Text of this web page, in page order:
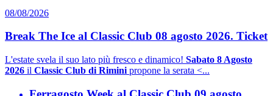
08/08/2026
Break The Ice al Classic Club 08 agosto 2026. Ticket
L'estate svela il suo lato più fresco e dinamico! Sabato 8 Agosto
2026 il Classic Club di Rimini propone la serata <...